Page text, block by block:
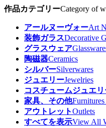
作品カテゴリーCategory of
アールヌーヴォーArt
装飾ガラスDecorative
グラスウェア
陶磁器Ceramics
シルバーSilverwares
ジュエリーJewelries
コスチュームジュエリ
家具、その他
アウトレットOutlets
すべてを表示View All